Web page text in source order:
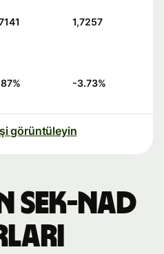
1,7257
% -3.73%
görüntüleyin
SEK-NAD